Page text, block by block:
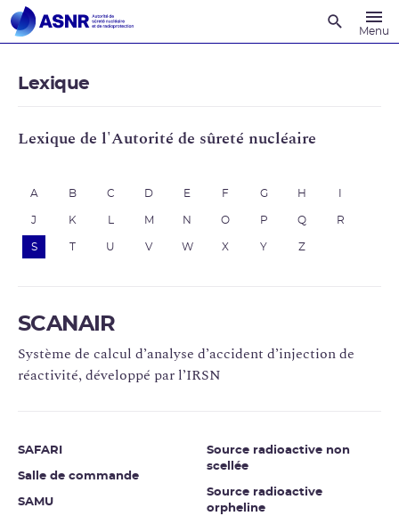
Menu
Lexique
Lexique de l'Autorité de sûreté nucléaire
A B C D E F G H
J K M N O P Q R
S U V W X Y Z
SCANAIR
Système de calcul d’analyse d’accident d’injection de
réactivité, développé par l’IRSN
SAFARI
Salle de commande
SAMU
Source radioactive non
scellée
Source radioactive
orpheline